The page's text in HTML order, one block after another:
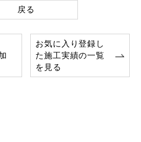
戻る
お気に入り登録し
た施工実績の一覧
を見る